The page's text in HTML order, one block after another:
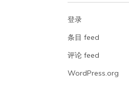
登录
条目 feed
评论 feed
WordPress.org